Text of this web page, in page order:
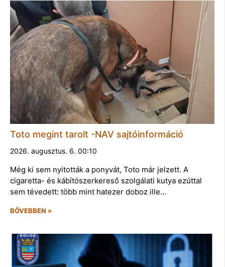
Toto megint tarolt -NAV sajtóinformáció
2026. augusztus. 6. 00:10
Még ki sem nyitották a ponyvát, Toto már jelzett. A
cigaretta- és kábítószerkereső szolgálati kutya ezúttal
sem tévedett: több mint hatezer doboz ille…
BŐVEBBEN »